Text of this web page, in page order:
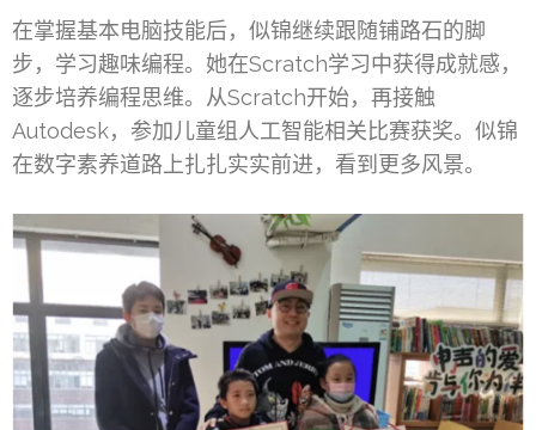
在掌握基本电脑技能后，似锦继续跟随铺路石的脚
步，学习趣味编程。她在Scratch学习中获得成就感，
逐步培养编程思维。从Scratch开始，再接触
Autodesk，参加儿童组人工智能相关比赛获奖。似锦
在数字素养道路上扎扎实实前进，看到更多风景。